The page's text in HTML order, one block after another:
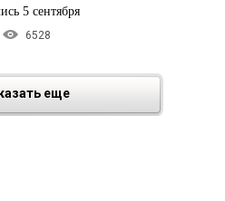
5 сентября
6528
еще